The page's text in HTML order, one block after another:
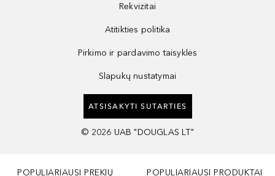
Rekvizitai
Atitikties politika
Pirkimo ir pardavimo taisyklės
Slapukų nustatymai
ATSISAKYTI SUTARTIES
© 2026 UAB "DOUGLAS LT"
POPULIARIAUSI PREKIŲ
POPULIARIAUSI PRODUKTAI